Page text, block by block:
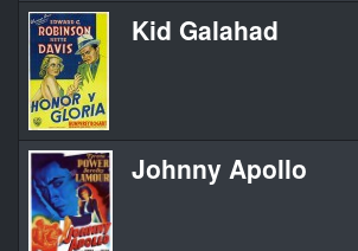
Kid Galahad
Johnny Apollo